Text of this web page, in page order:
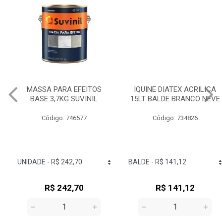
MASSA PARA EFEITOS
BASE 3,7KG SUVINIL
Código: 746577
R$ 242,70
IQUINE DIATEX ACRILICA
15LT BALDE BRANCO NEVE
Código: 734826
R$ 141,12